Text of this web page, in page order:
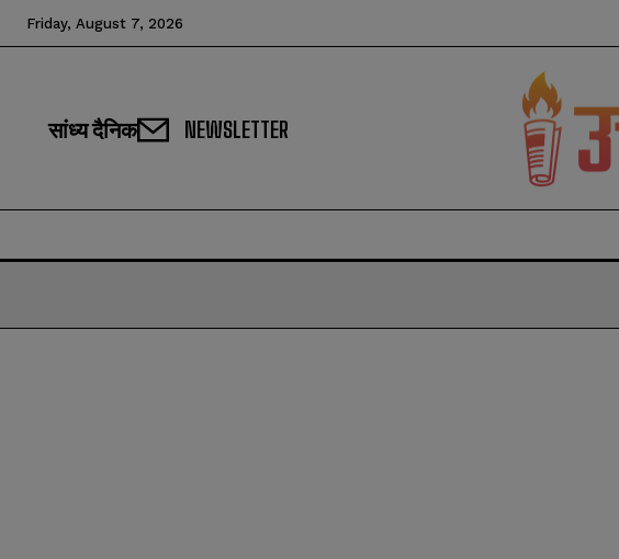
Friday, August 7, 2026
सांध्य दैनिक NEWSLETTER